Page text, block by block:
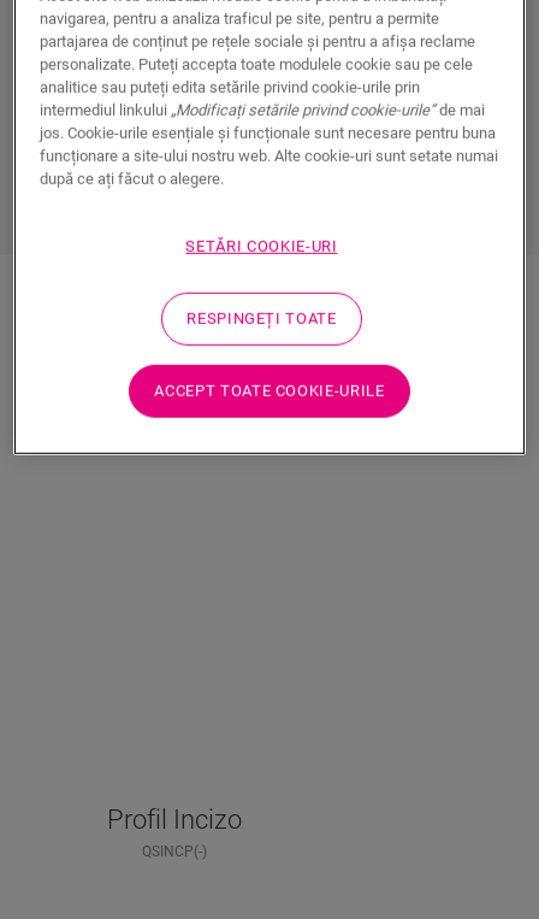
Profilurile inteligente Quick‑Step acoperă extinderea
pardoselii sau fac trecerea fluent la un alt tip de
pardoseală. ProfilulIncizoversatil și profilurile
metalice pot fi utilizate pentrumultiple funcții. Și ca
toate produsele Quick-Step: sunt
Descoperiți toateprofilurile
Profiluri în culori asortate
Profil Incizo
QSINCP(-)
navigarea, pentru a analiza traficul pe site, pentru a permite
partajarea de conținut pe rețele sociale și pentru a afișa reclame
personalizate. Puteți accepta toate modulele cookie sau pe cele
analitice sau puteți edita setările privind cookie-urile prin
intermediul linkului „Modificați setările privind cookie-urile”de mai
jos. Cookie-urile esențiale și funcționale sunt necesare pentru buna
funcționare a site-ului nostru web. Alte cookie-uri sunt setate numai
după ce ați făcut o alegere.
SETĂRI COOKIE-URI
RESPINGEȚI TOATE
ACCEPT TOATE COOKIE-URILE